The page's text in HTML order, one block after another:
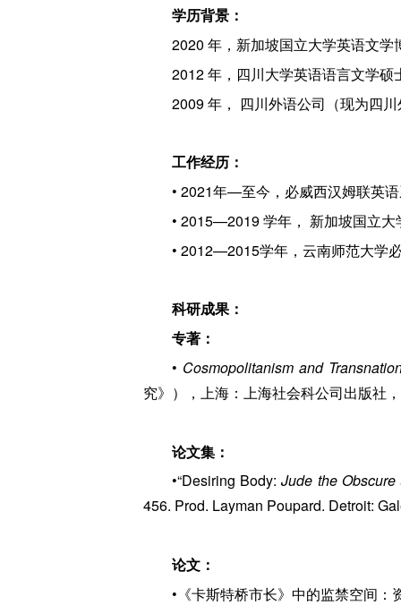
学历背景：
2020 年，新加坡国立大学英语文学
2012 年，四川大学英语语言文学硕
2009 年， 四川外语公司（现为四
工作经历：
• 2021年—至今，必威西汉姆联英
• 2015—2019 学年， 新加坡国立大
• 2012—2015学年，云南师范大学
科研成果：
专著：
• Cosmopolitanism and
究》），上海：上海社会科公司出版社
论文集：
•“Desiring Body:Jude the Obscure
456. Prod. Layman Poupard. Detroit:
论文：
•《卡斯特桥市长》中的监禁空间